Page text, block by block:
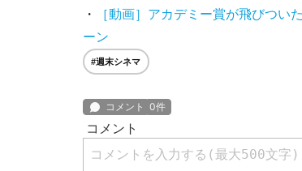
・
［動画］アカデミー賞が飛びつい
ーン
#週末シネマ